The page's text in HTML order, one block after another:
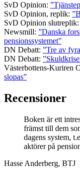
SvD Opinion:
SvD Opinion, replik:
SvD Opinion slutreplik:
Newsmill: ”Danska
pensionssystemet”
DN Debatt: ”Tre av
DN Debatt:
Västerbottens-Kuriren
slopas”
Recensioner
Boken är ett
främst till dem
dagens system,
aktörer på
Hasse Anderberg, BTJ